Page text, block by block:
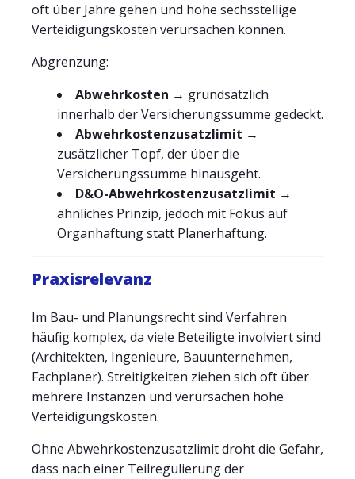
oft über Jahre gehen und hohe sechsstellige
Verteidigungskosten verursachen können.
Abgrenzung:
Abwehrkosten → grundsätzlich
innerhalb der Versicherungssumme gedeckt.
Abwehrkostenzusatzlimit →
zusätzlicher Topf, der über die
Versicherungssumme hinausgeht.
D&O-Abwehrkostenzusatzlimit →
ähnliches Prinzip, jedoch mit Fokus auf
Organhaftung statt Planerhaftung.
Praxisrelevanz
Im Bau- und Planungsrecht sind Verfahren
häufig komplex, da viele Beteiligte involviert sind
(Architekten, Ingenieure, Bauunternehmen,
Fachplaner). Streitigkeiten ziehen sich oft über
mehrere Instanzen und verursachen hohe
Verteidigungskosten.
Ohne Abwehrkostenzusatzlimit droht die Gefahr,
dass nach einer Teilregulierung der